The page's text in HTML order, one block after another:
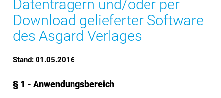
Datenträgern und/oder per
Download gelieferter Software
des Asgard Verlages
Stand: 01.05.2016
§ 1 - Anwendungsbereich